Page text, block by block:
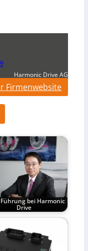
Harmonic Drive AG
Firmenwebsite
bei Harmonic
Drive